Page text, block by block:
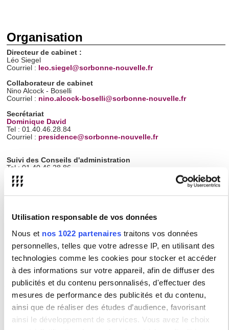
Utilisation responsable de vos données
Nous et nos 1022 partenaires traitons vos données
personnelles, telles que votre adresse IP, en utilisant des
technologies comme les cookies pour stocker et accéder
à des informations sur votre appareil, afin de diffuser des
publicités et du contenu personnalisés, d'effectuer des
mesures de performance des publicités et du contenu,
ainsi que de réaliser des études d’audience, favorisant
ainsi le développement de services. Vous avez le choix
Organisation
Directeur de cabinet :
Léo Siegel
Courriel : leo.siegel@sorbonne-nouvelle.fr
Collaborateur de cabinet
Nino Alcock - Boselli
Courriel : nino.alcock-boselli@sorbonne-nouvelle.fr
Secrétariat
Dominique David
Tel : 01.40.46.28.84
Courriel : presidence@sorbonne-nouvelle.fr
Suivi des Conseils d'administration
Tel : 01.40.46.28.86
Courriel :
Elections
Contacts
Gouvernance
Équipe présidentielle
Conseils centraux